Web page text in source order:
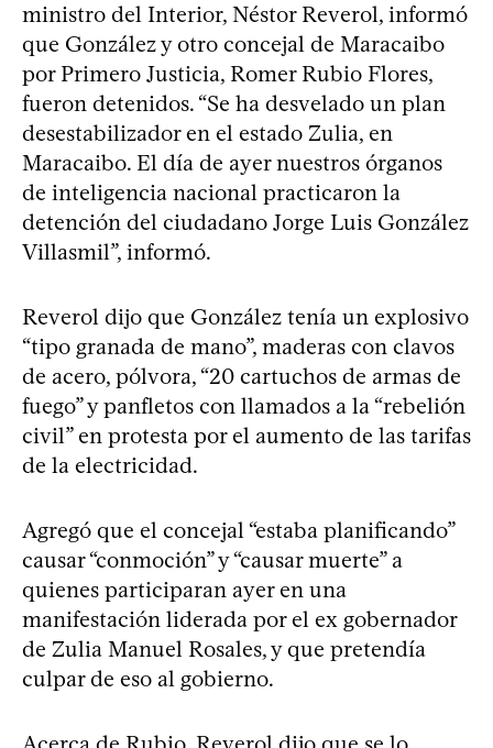
ministro del Interior, Néstor Reverol, informó
que González y otro concejal de Maracaibo
por Primero Justicia, Romer Rubio Flores,
fueron detenidos. “Se ha desvelado un plan
desestabilizador en el estado Zulia, en
Maracaibo. El día de ayer nuestros órganos
de inteligencia nacional practicaron la
detención del ciudadano Jorge Luis González
Villasmil”, informó.
Reverol dijo que González tenía un explosivo
“tipo granada de mano”, maderas con clavos
de acero, pólvora, “20 cartuchos de armas de
fuego” y panfletos con llamados a la “rebelión
civil” en protesta por el aumento de las tarifas
de la electricidad.
Agregó que el concejal “estaba planificando”
causar “conmoción” y “causar muerte” a
quienes participaran ayer en una
manifestación liderada por el ex gobernador
de Zulia Manuel Rosales, y que pretendía
culpar de eso al gobierno.